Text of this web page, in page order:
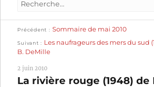
Recherche
:
Navigation
de
l’article
Précédent
précédente :
Sommaire de mai 2010
Suivant
suivante :
Les naufrageurs des mers du sud
B. DeMille
2 juin 2010
La rivière rouge (1948) de